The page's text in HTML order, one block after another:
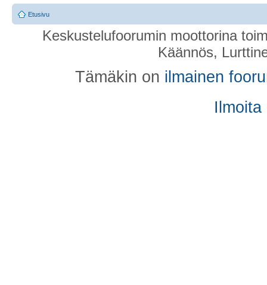
Etusivu
Keskustelufoorumin moottorina
Käännös,
Tämäkin on ilmainen